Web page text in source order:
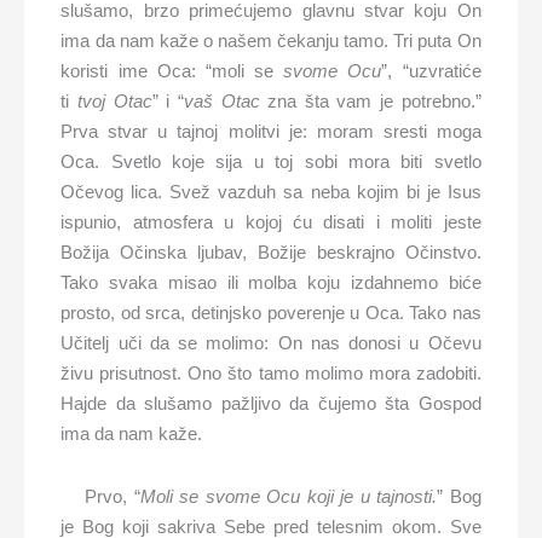
slušamo, brzo primećujemo glavnu stvar koju On
ima da nam kaže o našem čekanju tamo. Tri puta On
koristi ime Oca: “moli sesvome Ocu”, “uzvratiće
titvoj Otac” i “vaš Otac zna šta vam je potrebno.”
Prva stvar u tajnoj molitvi je: moram sresti moga
Oca. Svetlo koje sija u toj sobi mora biti svetlo
Očevog lica. Svež vazduh sa neba kojim bi je Isus
ispunio, atmosfera u kojoj ću disati i moliti jeste
Božija Očinska ljubav, Božije beskrajno Očinstvo.
Tako svaka misao ili molba koju izdahnemo biće
prosto, od srca, detinjsko poverenje u Oca. Tako nas
Učitelj uči da se molimo: On nas donosi u Očevu
živu prisutnost. Ono što tamo molimo mora zadobiti.
Hajde da slušamo pažljivo da čujemo šta Gospod
ima da nam kaže.
Prvo, “Moli se svome Ocu koji je u tajnosti.” Bog
je Bog koji sakriva Sebe pred telesnim okom. Sve